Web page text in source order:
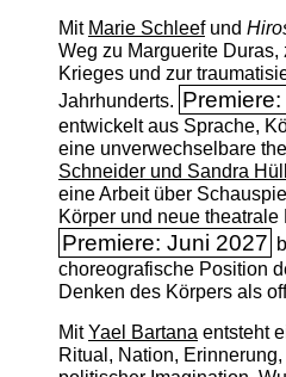
Mit Marie Schleefund
Weg zu Marguerite
Krieges und zur
Jahrhunderts.
entwickelt aus Sprache,
eine unverwechselbare
Schneider und Sandra
eine Arbeit über
Körper und neue theatrale
Premiere: Juni 2027
choreografische Position
Denken des Körpers als
MitYael Bartanaentsteht
Ritual, Nation,